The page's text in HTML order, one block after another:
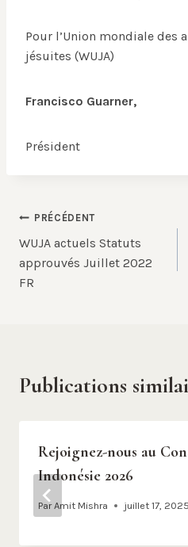
Pour l’Union mondiale des
jésuites (WUJA)
Francisco Guarner,
Président
Navigation
de
l’article
PRÉCÉDENT
WUJA actuels Statuts
approuvés Juillet 2022
FR
Publications
Rejoignez-nous au
Indonésie 2026
Par Amit Mishra juillet 17, 2025